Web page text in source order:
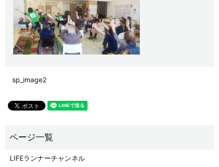
sp_image2
LIFEランナーチャンネル